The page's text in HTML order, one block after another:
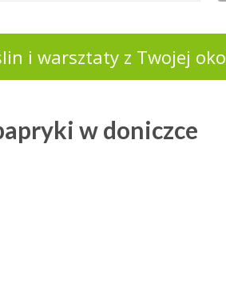
i warsztaty z Twojej
w doniczce